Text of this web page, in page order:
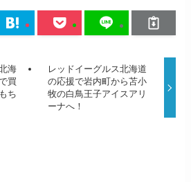
海
買
ち
レッドイーグルス北海道
の応援で岩内町から苫小
牧の白鳥王子アイスアリ
ーナへ！